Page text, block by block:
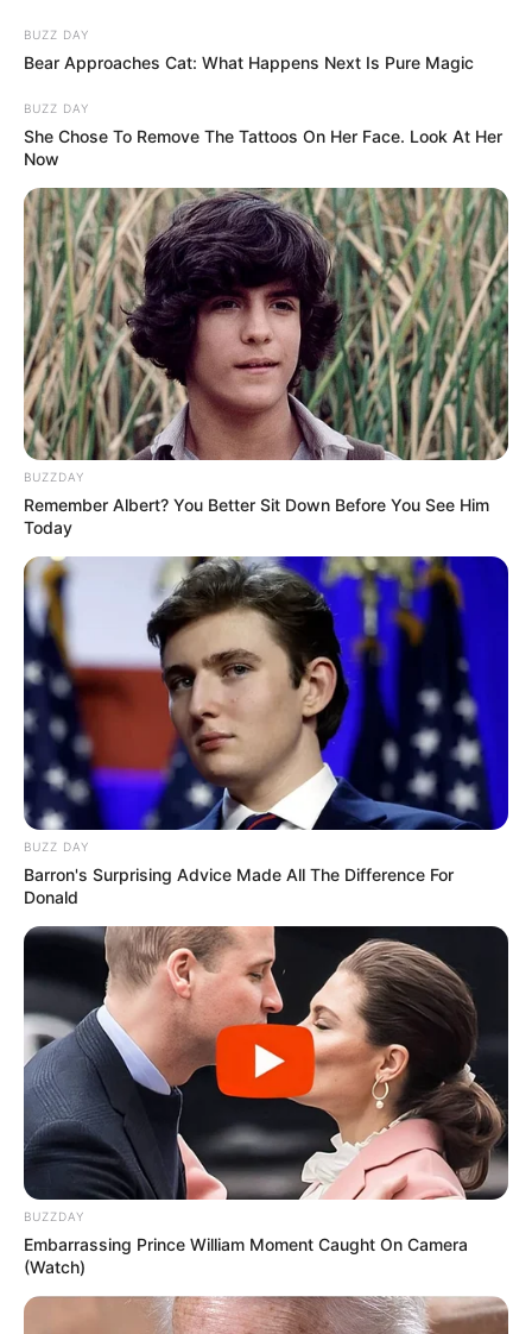
BUZZ DAY
Bear Approaches Cat: What Happens Next Is Pure Magic
BUZZ DAY
She Chose To Remove The Tattoos On Her Face. Look At Her
Now
BUZZDAY
Remember Albert? You Better Sit Down Before You See Him
Today
BUZZ DAY
Barron's Surprising Advice Made All The Difference For
Donald
BUZZDAY
Embarrassing Prince William Moment Caught On Camera
(Watch)